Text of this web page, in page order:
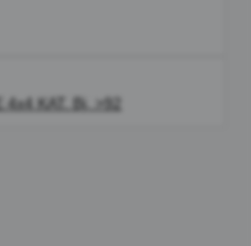
KAT. Bj. >92